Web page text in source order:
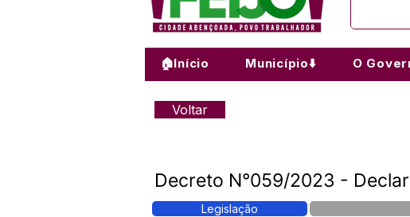
🏠Início Município⬇️ O
Voltar
Decreto N°059/2023 -
Legislação